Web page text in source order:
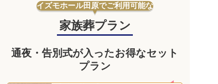
イズモホール田原でご利用可能な
家族葬プラン
通夜・告別式が入ったお得なセット
プラン